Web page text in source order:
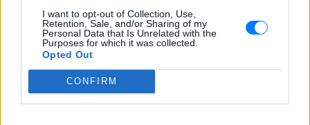
I want to opt-out of Collection, Use,
Retention, Sale, and/or Sharing of my
Personal Data that Is Unrelated with the
Purposes for which it was collected.
Opted Out
CONFIRM
ώμο» λέει η Λεγκάρ.
Η χειραψία, όσο και αν περιορίζεται ασφυκτικά
στις μέρες μας, θα συνεχίσει να υπάρχει. Η αποφυγή
ασθενειών είναι κρίσιμη για τον άνθρωπο. Αλλά
εξίσου σημαντικό είναι η διαβίωσή μας να είναι